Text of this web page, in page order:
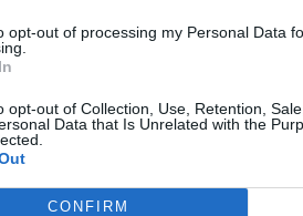
opt-out of processing my Personal Data
opt-out of Collection, Use, Retention,
Data that Is Unrelated with the
CONFIRM
látvány a virágzó
idén nem volt kegyes
fákat. Ettől